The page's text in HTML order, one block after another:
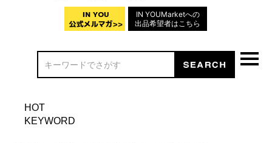
IN YOUMarketへの
出品希望者はこちら
HOT
KEYWORD